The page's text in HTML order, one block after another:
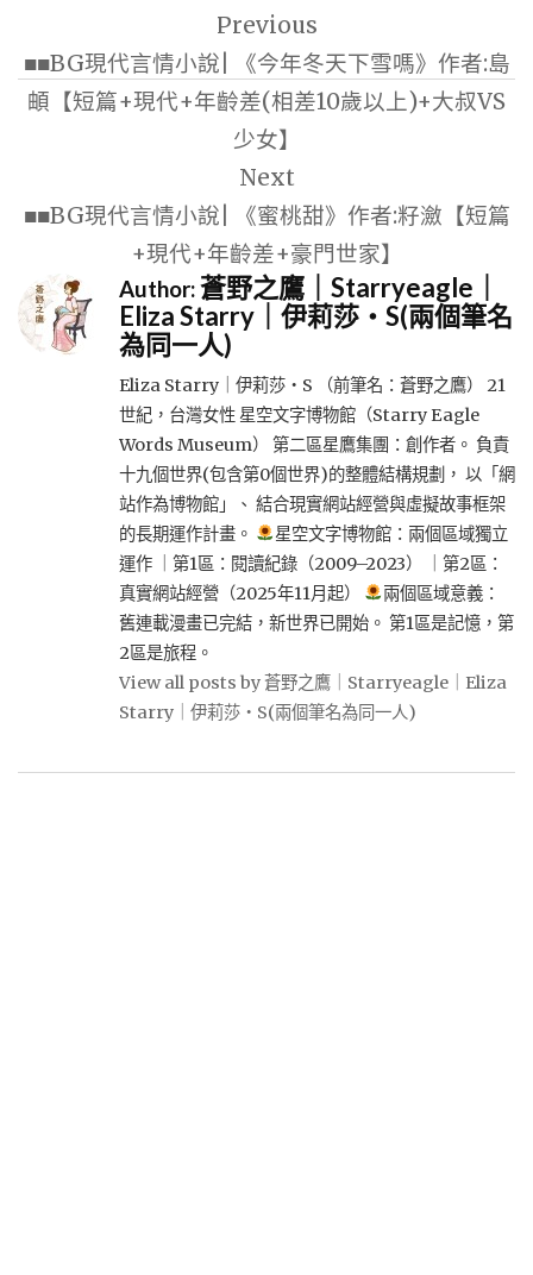
導
覽
Previous
■■BG現代言情小說| 《今年冬天下雪嗎》作者:島
頔【短篇+現代+年齡差(相差10歲以上)+大叔VS
少女】
Next
■■BG現代言情小說| 《蜜桃甜》作者:籽瀲【短篇
+現代+年齡差+豪門世家】
Author:蒼野之鷹｜Starryeagle｜
Eliza Starry｜伊莉莎・S(兩個筆名
為同一人)
Eliza Starry｜伊莉莎・S （前筆名：蒼野之鷹） 21
世紀，台灣女性 星空文字博物館（Starry Eagle
Words Museum） 第二區星鷹集團：創作者。 負責
十九個世界(包含第0個世界)的整體結構規劃， 以「網
站作為博物館」、 結合現實網站經營與虛擬故事框架
的長期運作計畫。
星空文字博物館：兩個區域獨立
運作 ｜第1區：閱讀紀錄（2009–2023） ｜第2區：
真實網站經營（2025年11月起）
兩個區域意義：
舊連載漫畫已完結，新世界已開始。 第1區是記憶，第
2區是旅程。
View all posts by 蒼野之鷹｜Starryeagle｜Eliza
Starry｜伊莉莎・S(兩個筆名為同一人)